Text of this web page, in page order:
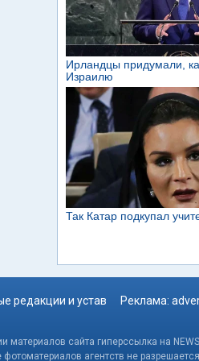
редакции и устав Реклама:
сайта гиперссылка на
агентств не